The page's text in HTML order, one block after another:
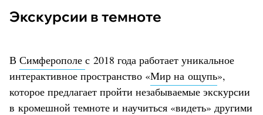
Экскурсии в темноте
В Симферополе с 2018 года работает уникальное
интерактивное пространство «Мир на ощупь»,
которое предлагает пройти незабываемые экскурсии
в кромешной темноте и научиться «видеть» другими